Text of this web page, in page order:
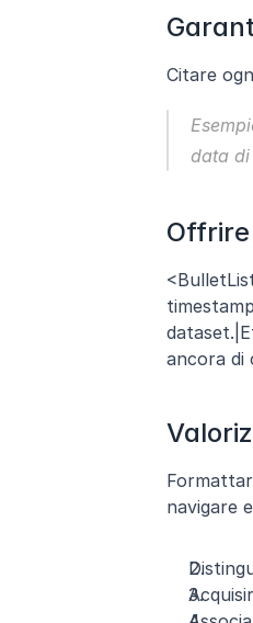
Citare
data di
ancora di
navigare